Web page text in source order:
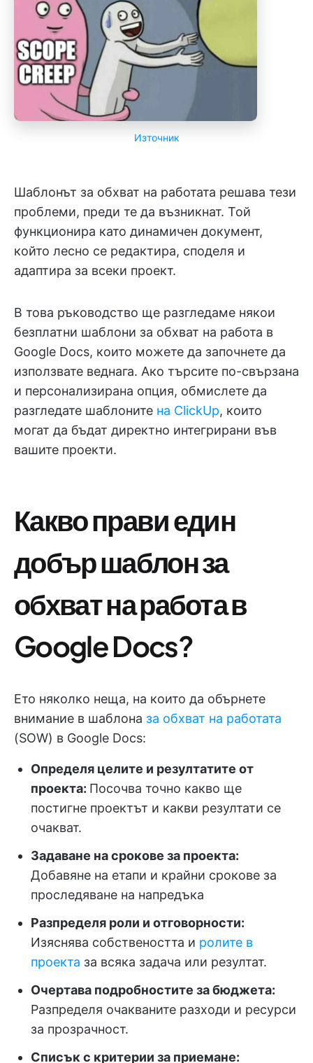
Източник
Шаблонът за обхват на работата решава тези
проблеми, преди те да възникнат. Той
функционира като динамичен документ,
който лесно се редактира, споделя и
адаптира за всеки проект.
В това ръководство ще разгледаме някои
безплатни шаблони за обхват на работа в
Google Docs, които можете да започнете да
използвате веднага. Ако търсите по-свързана
и персонализирана опция, обмислете да
разгледате шаблоните на ClickUp, които
могат да бъдат директно интегрирани във
вашите проекти.
Какво прави един
добър шаблон за
обхват на работа в
Google Docs?
Ето няколко неща, на които да обърнете
внимание в шаблона за обхват на работата
(SOW) в Google Docs:
Определя целите и резултатите от
проекта: Посочва точно какво ще
постигне проектът и какви резултати се
очакват.
Задаване на срокове за проекта:
Добавяне на етапи и крайни срокове за
проследяване на напредъка
Разпределя роли и отговорности:
Изяснява собствеността и ролите в
проекта за всяка задача или резултат.
Очертава подробностите за бюджета:
Разпределя очакваните разходи и ресурси
за прозрачност.
Списък с критерии за приемане: